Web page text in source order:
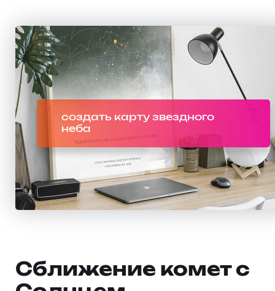
создать карту звездного
неба
Сближение комет с